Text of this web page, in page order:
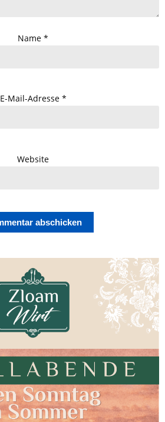
Name *
E-Mail-Adresse *
Website